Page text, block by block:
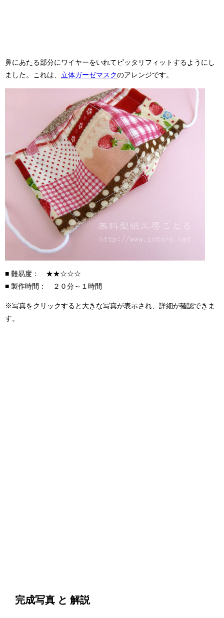
鼻にあたる部分にワイヤーをいれてピッタリフィットするようにし
ました。これは、 立体ガーゼマスクのアレンジです。
■ 難易度： ★★☆☆☆
■ 製作時間： ２０分～１時間
※写真をクリックすると大きな写真が表示され、詳細が確認できま
す。
完成写真 と 解説